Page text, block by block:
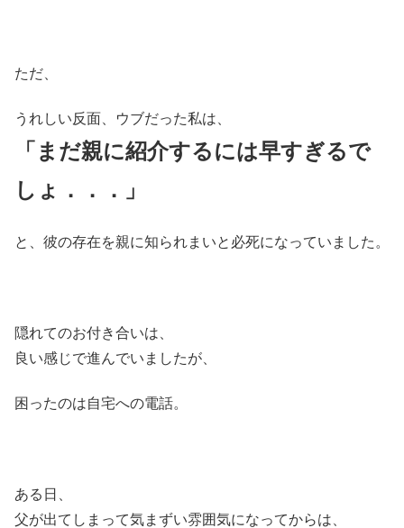
ただ、
うれしい反面、ウブだった私は、
「まだ親に紹介するには早すぎるで
しょ．．．」
と、彼の存在を親に知られまいと必死になっていました。
隠れてのお付き合いは、
良い感じで進んでいましたが、
困ったのは自宅への電話。
ある日、
父が出てしまって気まずい雰囲気になってからは、